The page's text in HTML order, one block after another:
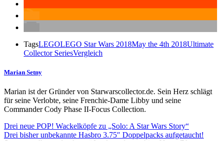
TagsLEGOLEGO Star Wars 2018May the 4th 2018Ultimate
Collector SeriesVergleich
Marian Setny
Marian ist der Gründer von Starwarscollector.de. Sein Herz schlägt
für seine Verlobte, seine Frenchie-Dame Libby und seine
Commander Cody Phase II-Focus Collection.
Drei neue POP! Wackelköpfe zu „Solo: A Star Wars Story“
Drei bisher unbekannte Hasbro 3.75″ Doppelpacks aufgetaucht!